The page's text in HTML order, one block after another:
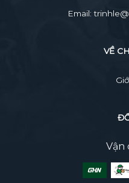
Email:
VỀ
Vận